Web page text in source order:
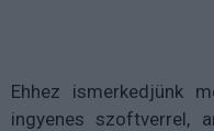
Ehhez ismerkedjünk
ingyenes szoftverrel,